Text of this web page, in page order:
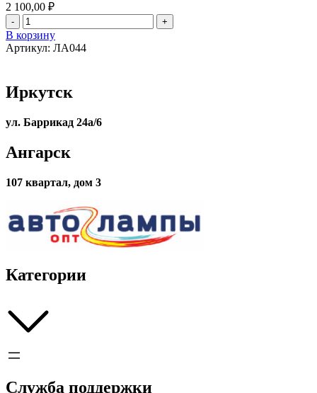
2 100,00 ₽
Количество
товара
Светодиод
X10
H1
(2шт)
В корзину
Артикул: ЛА044
Иркутск
ул. Баррикад 24а/6
Ангарск
107 квартал, дом 3
Категории
Служба поддержки